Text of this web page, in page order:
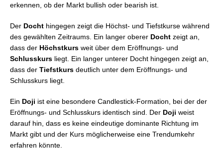
erkennen, ob der Markt bullish oder bearish ist.
Der Docht hingegen zeigt die Höchst- und Tiefstkurse während
des gewählten Zeitraums. Ein langer oberer Docht zeigt an,
dass der Höchstkurs weit über dem Eröffnungs- und
Schlusskurs liegt. Ein langer unterer Docht hingegen zeigt an,
dass der Tiefstkurs deutlich unter dem Eröffnungs- und
Schlusskurs liegt.
Ein Doji ist eine besondere Candlestick-Formation, bei der der
Eröffnungs- und Schlusskurs identisch sind. Der Doji weist
darauf hin, dass es keine eindeutige dominante Richtung im
Markt gibt und der Kurs möglicherweise eine Trendumkehr
erfahren könnte.